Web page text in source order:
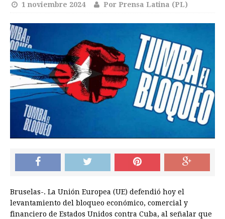
1 noviembre 2024 Por Prensa Latina (PL)
Bruselas-. La Unión Europea (UE) defendió hoy el
levantamiento del bloqueo económico, comercial y
financiero de Estados Unidos contra Cuba, al señalar que